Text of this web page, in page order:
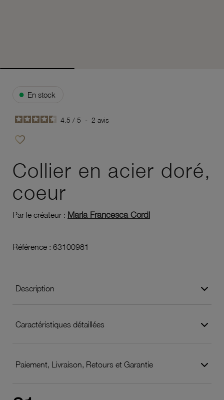
● En stock
4.5 / 5 - 2 avis
favorite_border
Collier en acier doré,
coeur
Par le créateur : Maria Francesca Cordi
Référence : 63100981
Description
Caractéristiques détaillées
Paiement, Livraison, Retours et Garantie